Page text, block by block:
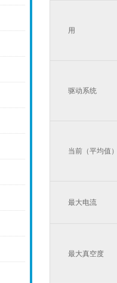
用
驱动系统
当前（平均值
最大电流
最大真空度